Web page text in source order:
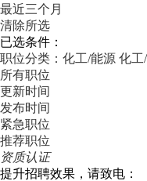
最近三个月
清除所选
已选条件：
职位分类：化工/能源 化工
所有职位
更新时间
发布时间
紧急职位
推荐职位
资质认证
提升招聘效果，请致电：